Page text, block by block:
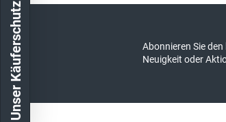
Abonnieren Sie
Neuigkeit oder
Unser Käuferschutz